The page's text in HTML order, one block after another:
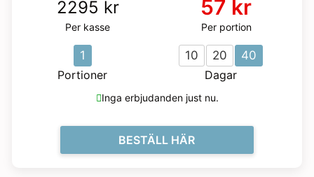
2295 kr
Per kasse
57 kr
Per portion
1
Portioner
10 20
40
Dagar
Inga erbjudanden just nu.
BESTÄLL HÄR